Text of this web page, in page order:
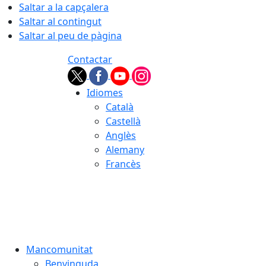
Saltar a la capçalera
Saltar al contingut
Saltar al peu de pàgina
Contactar
Idiomes
Català
Castellà
Anglès
Alemany
Francès
Mancomunitat